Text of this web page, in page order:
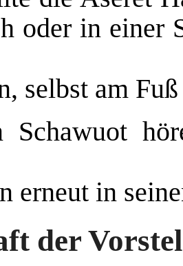
oder in einer
selbst am
Schawuot
erneut in
der